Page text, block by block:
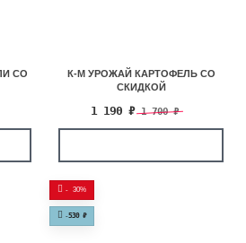
СО
К-М УРОЖАЙ КАРТОФЕЛЬ СО
СКИДКОЙ
1 190 ₽ 1 700₽
- 30%
-530 ₽